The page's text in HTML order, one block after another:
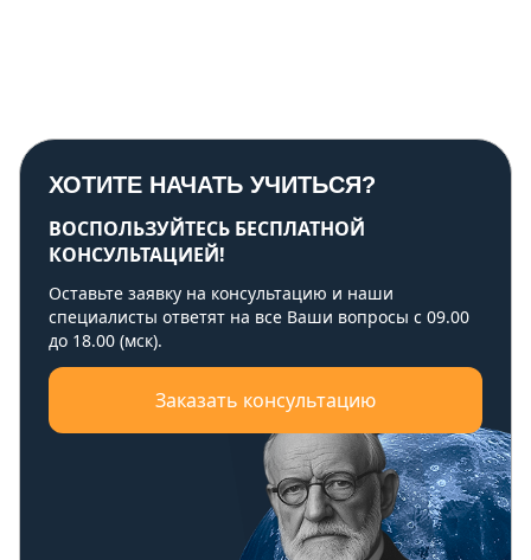
ХОТИТЕ НАЧАТЬ УЧИТЬСЯ?
ВОСПОЛЬЗУЙТЕСЬ БЕСПЛАТНОЙ
КОНСУЛЬТАЦИЕЙ!
Оставьте заявку на консультацию и наши
специалисты ответят на все Ваши вопросы с 09.00
до 18.00 (мск).
Заказать консультацию